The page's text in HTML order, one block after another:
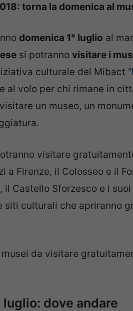
torna la domenica al
domenica 1° luglio al
si potranno visitare i
culturale del Mibact “
al volo per chi rimane in
un museo, un
visitare
Firenze, il Colosseo e il
Castello Sforzesco e i
culturali che apriranno
da visitare
dove andare